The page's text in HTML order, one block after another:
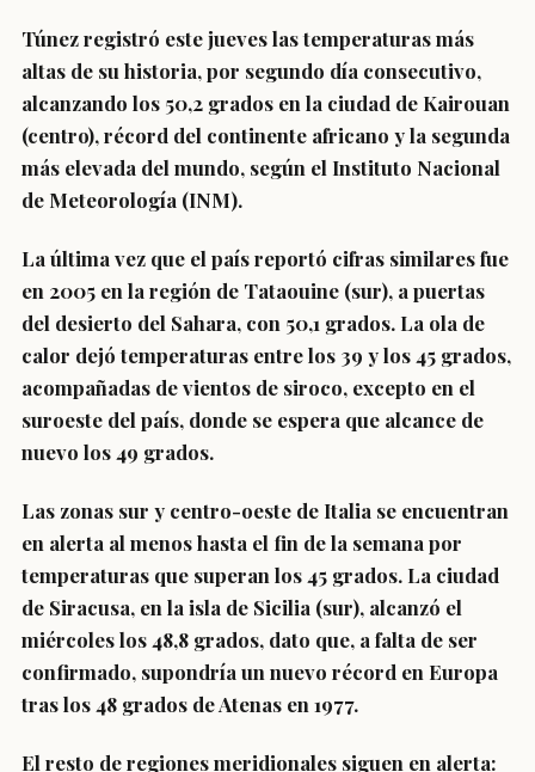
Túnez registró este jueves las temperaturas más
altas de su historia, por segundo día consecutivo,
alcanzando los 50,2 grados en la ciudad de Kairouan
(centro), récord del continente africano y la segunda
más elevada del mundo, según el Instituto Nacional
de Meteorología (INM).
La última vez que el país reportó cifras similares fue
en 2005 en la región de Tataouine (sur), a puertas
del desierto del Sahara, con 50,1 grados. La ola de
calor dejó temperaturas entre los 39 y los 45 grados,
acompañadas de vientos de siroco, excepto en el
suroeste del país, donde se espera que alcance de
nuevo los 49 grados.
Las zonas sur y centro-oeste de Italia se encuentran
en alerta al menos hasta el fin de la semana por
temperaturas que superan los 45 grados. La ciudad
de Siracusa, en la isla de Sicilia (sur), alcanzó el
miércoles los 48,8 grados, dato que, a falta de ser
confirmado, supondría un nuevo récord en Europa
tras los 48 grados de Atenas en 1977.
El resto de regiones meridionales siguen en alerta: